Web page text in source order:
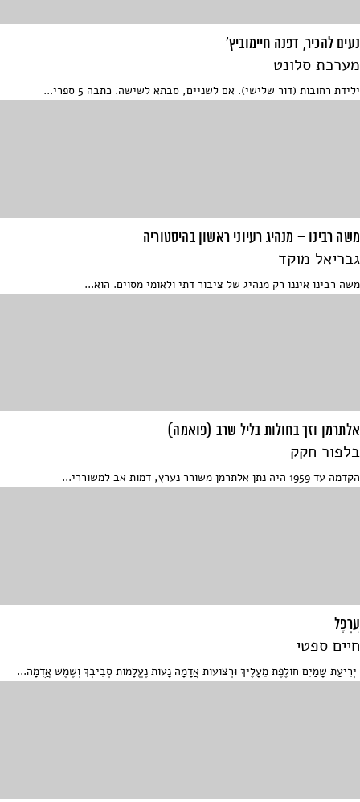
נעים להכיר, דפנה חיימוביץ'
מערכת סלונט
ילידת רחובות (דור שלישי). אם לשניים, סבתא לשישה. כתבה 5 ספרי...
משה רבינו – מנהיג רעיוני ראשון בהיסטוריה
גבריאל מוקד
משה רבינו איננו רק מנהיג של ציבור דתי ולאומי מסוים. הוא...
אלתרמן וזך בחולות בליל שרב (פואמה)
בלפור חקק
הקדמה עד 1959 היה נתן אלתרמן משורר נערץ, דמות אב למשוררי...
עֲרָפֶל
חיים ספטי
יְרִיעַת שָׁמַיִם חוֹלֶפֶת מֵעָלֶיךָ וּרְצוּעוֹת אֲדָמָה נָעוֹת נֶעֱלָמוֹת סְבִיבְךָ וְשֶׁמֶשׁ אֲדֻמָּה...